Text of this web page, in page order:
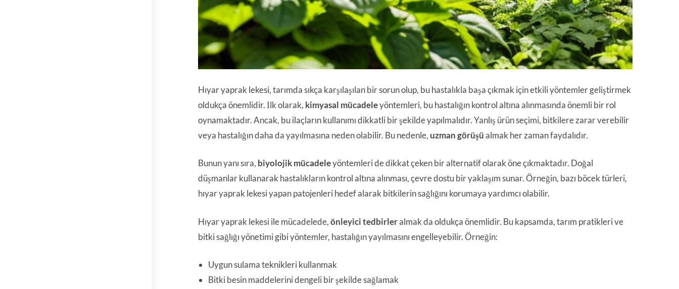
Hıyar yaprak lekesi, tarımda sıkça karşılaşılan bir sorun olup, bu hastalıkla başa çıkmak için etkili yöntemler geliştirmek
oldukça önemlidir. İlk olarak, kimyasal mücadeleyöntemleri, bu hastalığın kontrol altına alınmasında önemli bir rol
oynamaktadır. Ancak, bu ilaçların kullanımı dikkatli bir şekilde yapılmalıdır. Yanlış ürün seçimi, bitkilere zarar verebilir
veya hastalığın daha da yayılmasına neden olabilir. Bu nedenle, uzman görüşüalmak her zaman faydalıdır.
Bunun yanı sıra, biyolojik mücadeleyöntemleri de dikkat çeken bir alternatif olarak öne çıkmaktadır. Doğal
düşmanlar kullanarak hastalıkların kontrol altına alınması, çevre dostu bir yaklaşım sunar. Örneğin, bazı böcek türleri,
hıyar yaprak lekesi yapan patojenleri hedef alarak bitkilerin sağlığını korumaya yardımcı olabilir.
Hıyar yaprak lekesi ile mücadelede,önleyici tedbirleralmak da oldukça önemlidir. Bu kapsamda, tarım pratikleri ve
bitki sağlığı yönetimi gibi yöntemler, hastalığın yayılmasını engelleyebilir. Örneğin:
Uygun sulama teknikleri kullanmak
Bitki besin maddelerini dengeli bir şekilde sağlamak